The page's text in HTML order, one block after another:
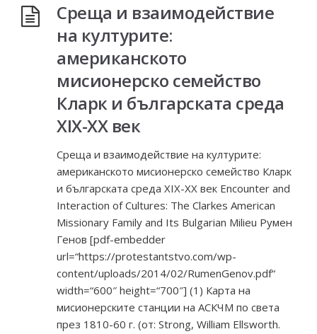
Среща и взаимодействие
на културите:
американското
мисионерско семейство
Кларк и българската среда
ХІХ-ХХ век
Среща и взаимодействие на културите:
американското мисионерско семейство Кларк
и българската среда ХІХ-ХХ век Encounter and
Interaction of Cultures: The Clarkes American
Missionary Family and Its Bulgarian Milieu Румен
Генов [pdf-embedder
url=“https://protestantstvo.com/wp-
content/uploads/2014/02/RumenGenov.pdf“
width=“600″ height=“700″] (1) Карта на
мисионерските станции на АСКЧМ по света
през 1810-60 г. (от: Strong, William Ellsworth.